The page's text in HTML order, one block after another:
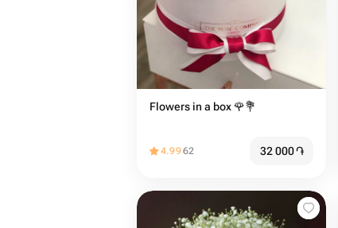
Flowers in a box 🌹💐
4.9962 32 000֏